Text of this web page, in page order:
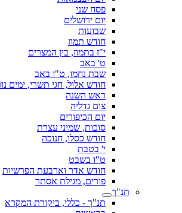
פסח שני
יום ירושלים
שבועות
חודש תמוז
י"ז בתמוז, בין המצרים
ט' באב
שבת נחמו, ט"ו באב
חודש אלול, חגי תשרי, ימים
ראש השנה
צום גדליה
יום הכיפורים
סוכות, שמיני עצרת
חודש כסלו, חנוכה
י' בטבת
ט"ו בשבט
חודש אדר וארבעת הפרשיות
פורים, מגילת אסתר
תנ"ך
תנ"ך - כללי, ביקורת המקרא